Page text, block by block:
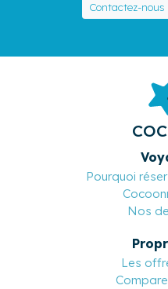
Contactez-nous
Pourquoi
Nos
Les